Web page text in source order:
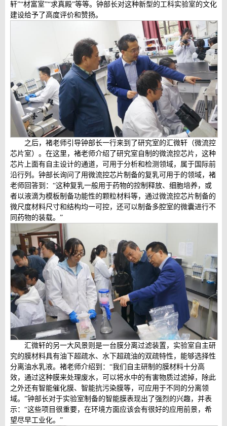
轩”“材富室”“求真殿”等等。钟部长对这种新型的工科实验室的文化
建设给予了高度评价和赞扬。
之后，褚老师引导钟部长一行来到了研究室的汇微轩（微流控
芯片室）。在这里，褚老师介绍了研究室自制的微流控芯片，这种
芯片上面有自主设计的通道，可用于分析和检测领域，属于国际前
沿行列。钟部长询问了用微流控芯片制备的复乳可用于的领域，褚
老师回答到：“这种复乳一般用于药物的控制释放、细胞培养，或
者以液滴为模板制备功能性的颗粒材料等，通过微流控芯片制备的
微尺度材料尺寸和结构均一可控，还可以制备多腔室的微囊进行不
同药物的装载。”
汇微轩的另一大风景则是一台膜分离过滤装置，实验室自主研
究的膜材料具有油下超疏水、水下超疏油的双疏特性，能够选择性
分离油水乳液。褚老师介绍到：“我们自主研制的膜材料十分高
效，通过这种膜来处理废水，可以将水中的有害物质过滤掉，除此
之外还有智能催化膜、智能抗污染膜等，可应用于不同的分离领
域。”钟部长对于实验室制备的智能膜表现出了强烈的兴趣，并表
示：“这些项目很重要，在环境方面应该会有很好的应用前景，希
望尽早工业化。”